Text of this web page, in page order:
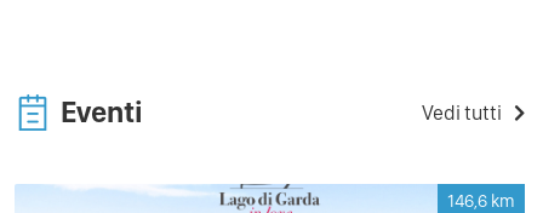
Eventi Vedi tutti
146,6 km